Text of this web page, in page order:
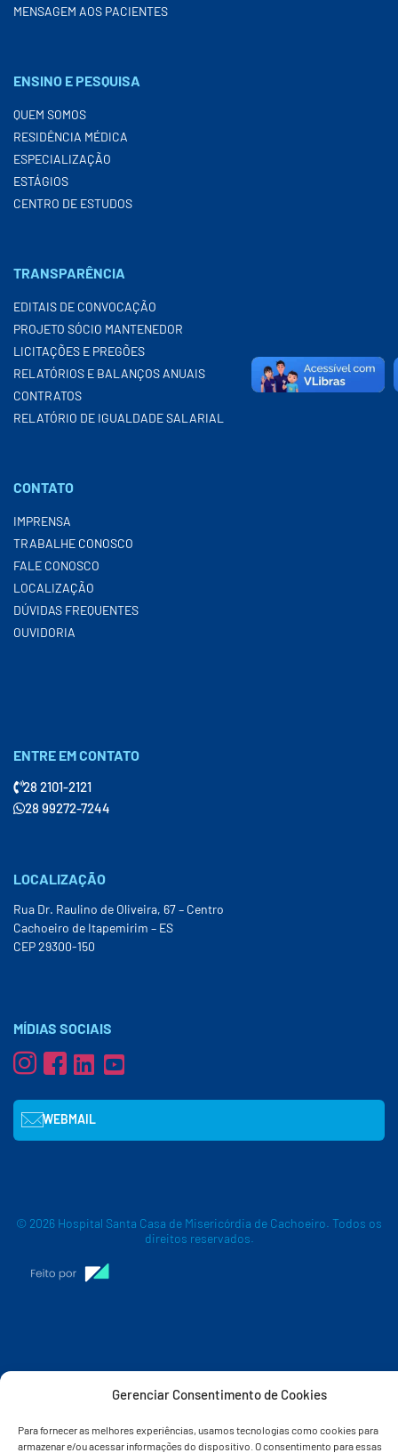
Gerenciar Consentimento de Cookies
Para fornecer as melhores experiências, usamos tecnologias como cookies para
armazenar e/ou acessar informações do dispositivo. O consentimento para essas
MENSAGEM AOS PACIENTES
ENSINO E PESQUISA
QUEM SOMOS
RESIDÊNCIA MÉDICA
ESPECIALIZAÇÃO
ESTÁGIOS
CENTRO DE ESTUDOS
TRANSPARÊNCIA
EDITAIS DE CONVOCAÇÃO
PROJETO SÓCIO MANTENEDOR
LICITAÇÕES E PREGÕES
RELATÓRIOS E BALANÇOS ANUAIS
CONTRATOS
RELATÓRIO DE IGUALDADE SALARIAL
CONTATO
IMPRENSA
TRABALHE CONOSCO
FALE CONOSCO
LOCALIZAÇÃO
DÚVIDAS FREQUENTES
OUVIDORIA
ENTRE EM CONTATO
28 2101-2121
28 99272-7244
LOCALIZAÇÃO
Rua Dr. Raulino de Oliveira, 67 – Centro
Cachoeiro de Itapemirim – ES
CEP 29300-150
MÍDIAS SOCIAIS
WEBMAIL
© 2026 Hospital Santa Casa de Misericórdia de Cachoeiro. Todos os
direitos reservados.